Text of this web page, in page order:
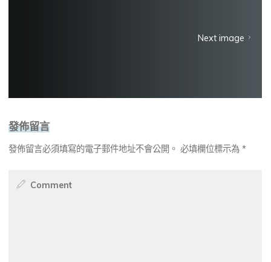
Next image
發佈留言
發佈留言必須填寫的電子郵件地址不會公開。 必填欄位標示為*